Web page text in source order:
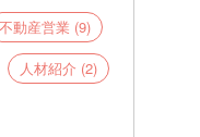
不動産営業 (9)
人材紹介 (2)